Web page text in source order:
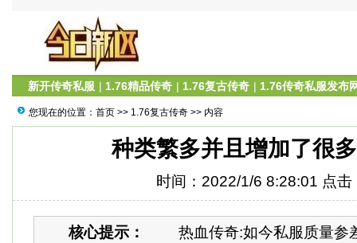
新开传奇私服 | 1.76精品传奇 | 1.76复古传奇 | 1.76传奇私服发布
您现在的位置： 首页 >> 1.76复古传奇 >> 内容
种类繁多并且增加了很
时间：2022/1/6 8:28:01 点击
核心提示：
热血传奇:如今私服质量参